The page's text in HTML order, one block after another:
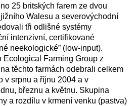
25 britských farem ze dvou
Walesu a severovýchodní
tři odlišné systémy
intenzivní, certifikované
neekologické” (low-input).
Ecological Farming Group z
těchto farmách odebrali celkem
v srpnu a říjnu 2004 a v
březnu a květnu. Skupina
a rozdílu v krmení venku (pastva)